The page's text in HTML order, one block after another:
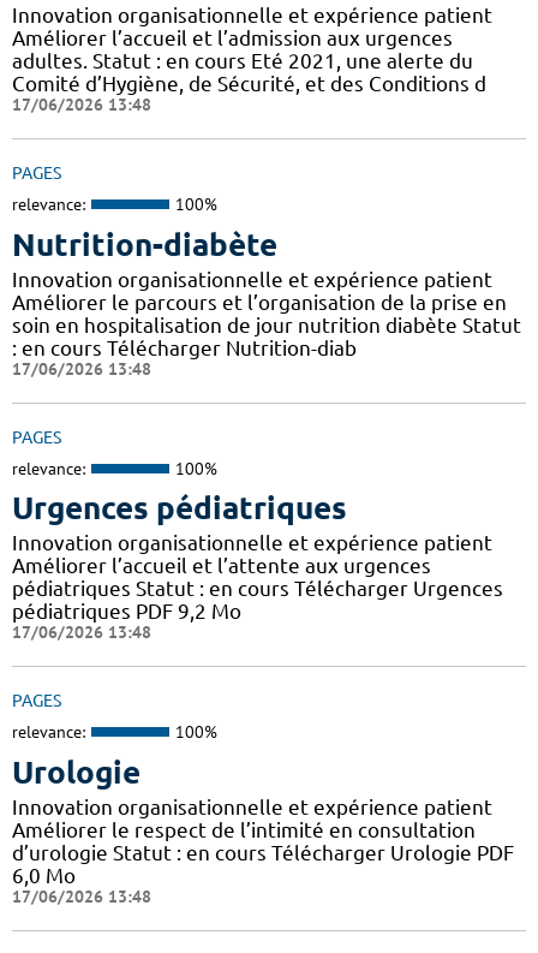
Innovation organisationnelle et expérience patient
Améliorer l’accueil et l’admission aux urgences
adultes. Statut : en cours Eté 2021, une alerte du
Comité d’Hygiène, de Sécurité, et des Conditions d
17/06/2026 13:48
PAGES
relevance: 100%
Nutrition-diabète
Innovation organisationnelle et expérience patient
Améliorer le parcours et l’organisation de la prise en
soin en hospitalisation de jour nutrition diabète Statut
: en cours Télécharger Nutrition-diab
17/06/2026 13:48
PAGES
relevance: 100%
Urgences pédiatriques
Innovation organisationnelle et expérience patient
Améliorer l’accueil et l’attente aux urgences
pédiatriques Statut : en cours Télécharger Urgences
pédiatriques PDF 9,2 Mo
17/06/2026 13:48
PAGES
relevance: 100%
Urologie
Innovation organisationnelle et expérience patient
Améliorer le respect de l’intimité en consultation
d’urologie Statut : en cours Télécharger Urologie PDF
6,0 Mo
17/06/2026 13:48